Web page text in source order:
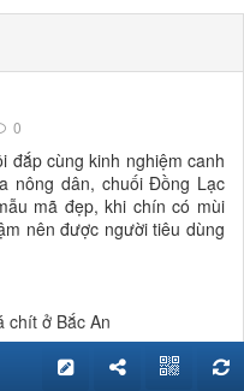
0
đắp cùng kinh nghiệm canh
nông dân, chuối Đồng Lạc
mã đẹp, khi chín có mùi
nên được người tiêu dùng
chít ở Bắc An
mạnh tiêu biểu